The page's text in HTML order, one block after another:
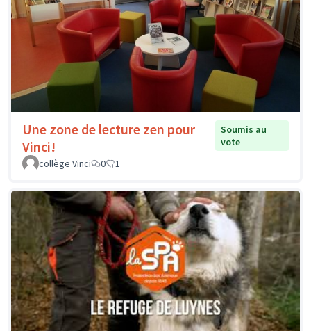
Une zone de lecture zen pour
Vinci!
Soumis au
vote
collège Vinci
0 1